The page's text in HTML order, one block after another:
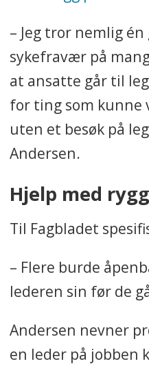
– Jeg tror nemlig
sykefravær på
at ansatte går til
for ting som
uten et besøk på
Andersen.
Hjelp med
Til Fagbladet
– Flere burde
lederen sin før de
Andersen nevner
en leder på jobben